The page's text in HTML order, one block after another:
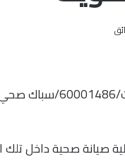
بالكويت/60001486/
صيانة صحية داخل تلك